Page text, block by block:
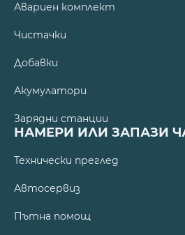
Авариен комплект
Чистачки
Добавки
Акумулатори
Зарядни станции
НАМЕРИ ИЛИ ЗАПАЗИ
Технически преглед
Автосервиз
Пътна помощ